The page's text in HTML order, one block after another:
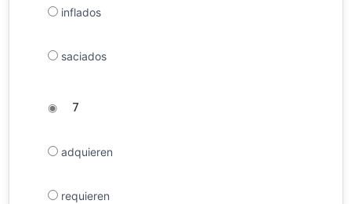
inflados
saciados
◉ 7
adquieren
requieren